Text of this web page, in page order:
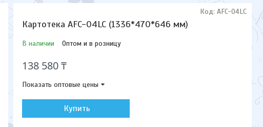
Картотека AFC-04LC (1336*470*646 мм)
В наличии Оптом и в розницу
Код: AFC-04LC
138 580 ₸
Показать оптовые цены
Купить